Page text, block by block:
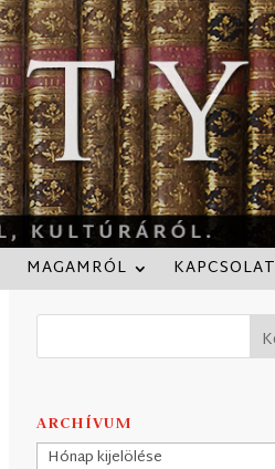
MAGAMRÓL KAPCSOLAT
ARCHÍVUM
Archívum